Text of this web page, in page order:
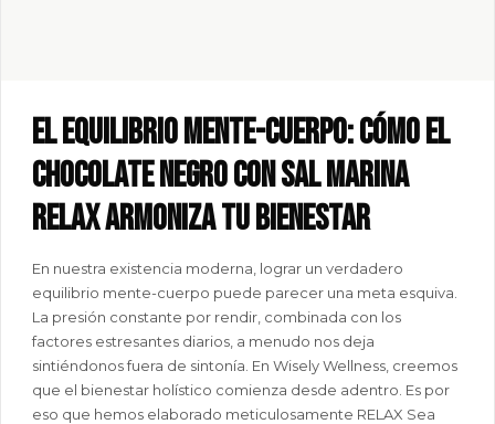
El equilibrio mente-cuerpo: cómo el
chocolate negro con sal marina
RELAX armoniza tu bienestar
En nuestra existencia moderna, lograr un verdadero
equilibrio mente-cuerpo puede parecer una meta esquiva.
La presión constante por rendir, combinada con los
factores estresantes diarios, a menudo nos deja
sintiéndonos fuera de sintonía. En Wisely Wellness, creemos
que el bienestar holístico comienza desde adentro. Es por
eso que hemos elaborado meticulosamente RELAX Sea